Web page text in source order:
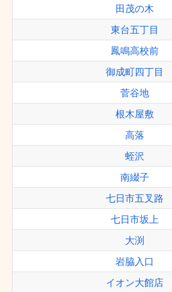
田茂の木
東台五丁目
鳳鳴高校前
御成町四丁目
菅谷地
根木屋敷
高落
蛭沢
南綴子
七日市五叉路
七日市坂上
大渕
岩脇入口
イオン大館店